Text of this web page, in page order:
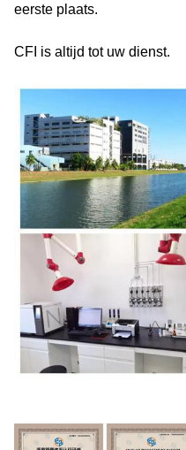
eerste plaats.
CFI is altijd tot uw dienst.